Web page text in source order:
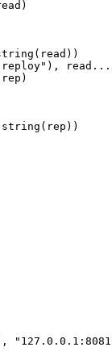
(read))
),
string (rep))
,